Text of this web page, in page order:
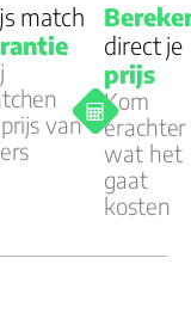
match
van
direct je
prijs
Kom
erachter
wat het
gaat
kosten